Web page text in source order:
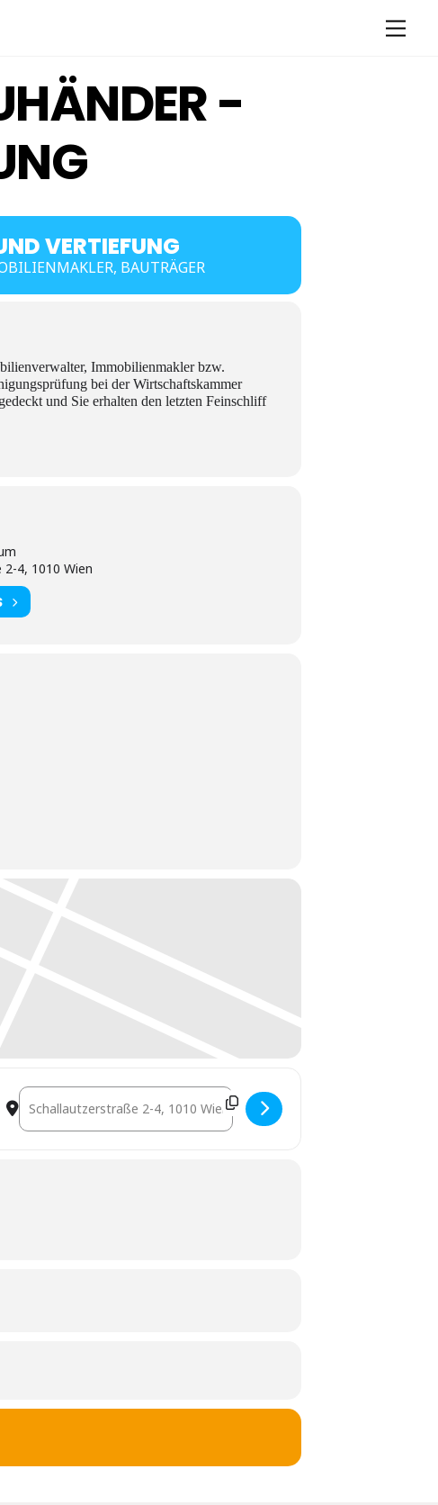
-
VERTIEFUNG
BAUTRÄGER
Immobilienmakler bzw.
bei der Wirtschaftskammer
und Sie erhalten den letzten Feinschliff
4, 1010 Wien
Destination Address - Lehrgang Immobilientreuhänder - Grundlagen